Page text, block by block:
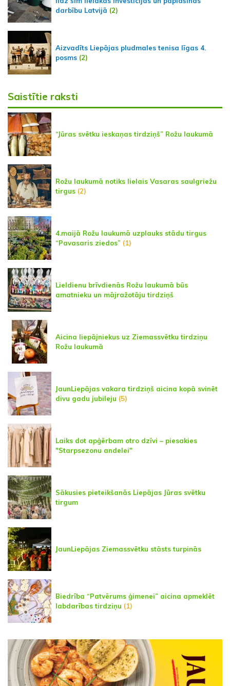
darbību Latvijā (2)
Aizvadīts Liepājas pludmales tenisa līgas 4.
posms (2)
Saistītie raksti
“Jūras svētku ieskaņas tirdziņš” Rožu laukumā
Rožu laukumā notiks lielais Vasaras saulgriežu
tirgus (2)
4.maijā Rožu laukumā uzplauks stādu tirgus
“Pavasaris ziedos” (1)
Lieldienu brīvdienās Rožu laukumā būs
amatnieku un mājražotāju tirdziņš
Aicina liepājniekus uz Ziemassvētku tirdziņu
Rožu laukumā
JaunLiepājas vakara tirdziņš aicina kopā svinēt
divu gadu jubileju (5)
Laiks dot apģērbam otro dzīvi – piesakies
"Starpsezonu andelei"
Sākusies pieteikšanās Liepājas Jūras svētku
tirgum
JaunLiepājas Ziemassvētku stāsts turpinās
Biedrība “Patvērums ģimenei” aicina apmeklēt
labdarības tirdziņu (1)